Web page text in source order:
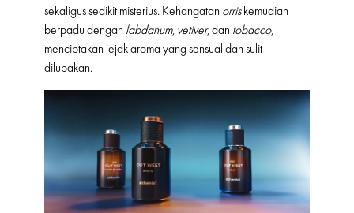
sekaligus sedikit misterius. Kehangatan orriskemudian
berpadu dengan labdanum, vetiver, dan tobacco,
menciptakan jejak aroma yang sensual dan sulit
dilupakan.